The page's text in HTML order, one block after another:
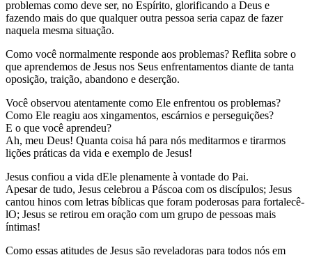
problemas como deve ser, no Espírito, glorificando a Deus e
fazendo mais do que qualquer outra pessoa seria capaz de fazer
naquela mesma situação.
Como você normalmente responde aos problemas? Reflita sobre o
que aprendemos de Jesus nos Seus enfrentamentos diante de tanta
oposição, traição, abandono e deserção.
Você observou atentamente como Ele enfrentou os problemas?
Como Ele reagiu aos xingamentos, escárnios e perseguições?
E o que você aprendeu?
Ah, meu Deus! Quanta coisa há para nós meditarmos e tirarmos
lições práticas da vida e exemplo de Jesus!
Jesus confiou a vida dEle plenamente à vontade do Pai.
Apesar de tudo, Jesus celebrou a Páscoa com os discípulos; Jesus
cantou hinos com letras bíblicas que foram poderosas para fortalecê-
lO; Jesus se retirou em oração com um grupo de pessoas mais
íntimas!
Como essas atitudes de Jesus são reveladoras para todos nós em